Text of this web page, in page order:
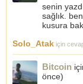
senin
sağlık.
kusura
Solo_Atak için
Bitcoin
önce)